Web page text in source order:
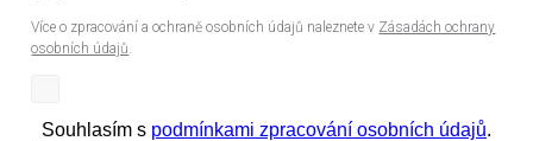
Více o zpracování a ochraně osobních údajů naleznete v Zásadách ochrany
osobních údajů.
Souhlasím s podmínkami zpracování osobních údajů.